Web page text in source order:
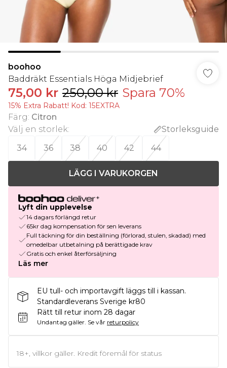
boohoo
Baddräkt Essentials Höga Midjebrief
75,00 kr 250,00 kr Spara 70%
15% Extra Rabatt! Kod: 15EXTRA
Färg: Citron
Välj en storlek:
Storleksguide
34
36 38 40 42 44
LÄGG I VARUKORGEN
Lyft din upplevelse
14 dagars förlängd retur
65kr dag kompensation för sen leverans
Full täckning för din beställning (förlorad, stulen, skadad) med
omedelbar utbetalning på berättigade krav
Gratis och enkel återförsäljning
Läs mer
EU tull- och importavgift läggs till i kassan.
Standardleverans Sverige kr80
Rätt till retur inom 28 dagar
Undantag gäller. Se vår returpolicy
18+, villkor gäller. Kredit föremål för status